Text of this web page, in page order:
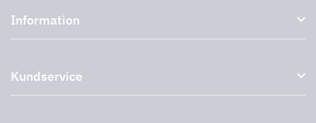
Eksterne vifter
Tilbehør til avtrekkshetter
Storköksprodukter
Information
Miljø
Støtte og tjenester
Kundservice